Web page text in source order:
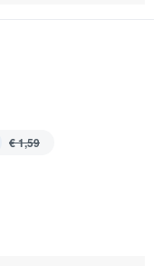
€ 1,59